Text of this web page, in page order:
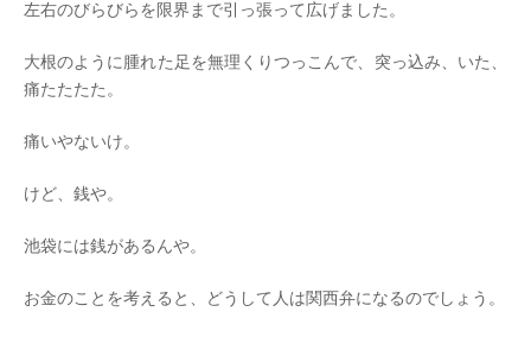
左右のびらびらを限界まで引っ張って広げました。
大根のように腫れた足を無理くりつっこんで、突っ込み、いた、
痛たたたた。
痛いやないけ。
けど、銭や。
池袋には銭があるんや。
お金のことを考えると、どうして人は関西弁になるのでしょう。